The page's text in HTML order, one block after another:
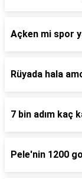
Açken mi spor
Rüyada hala
7 bin adım kaç
Pele'nin 1200